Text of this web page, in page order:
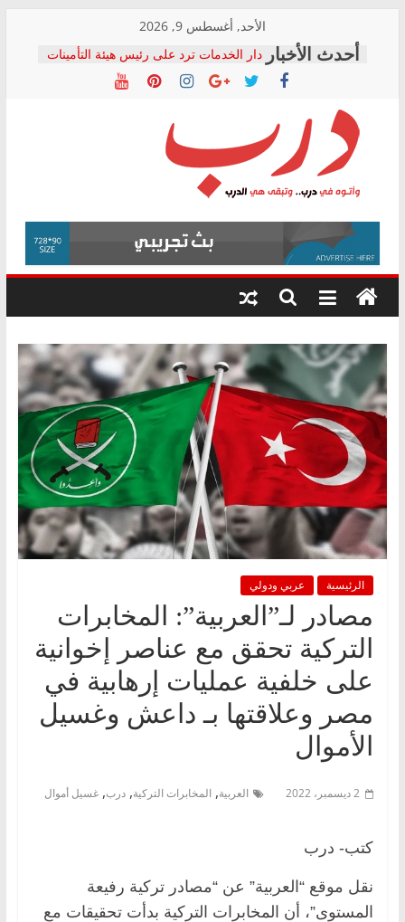
content
الأحد, أغسطس 9, 2026
دار الخدمات ترد على رئيس هيئة التأمينات
بعد مؤتمره الصحفي: إنكار الأزمة لا ينهي
معاناة أصحاب المعاشات.. ونطالب بكشف
فرحات سليمان يكتب: القطاع الصحي إلى
أين؟
حزب التحالف الشعبي يطلق لجنة “الحق
في الصحة” بالإسكندرية لرصد الانتهاكات
ودعم المرضى
الوزاري لمدينة الصحفيين.. وانتهاء أعمال
إنشاء المبنى الإداري
المجلس القومي لحقوق الإنسان يعلن
متابعة قضية الدكتور محمد زهران.. ويؤكد:
قرينة البراءة وضمانات المحاكمة العادلة
درب
وأتوه
درب..
وتبقى
هي
الرئيسية عربي ودولي
مصادر لـ”العربية”: المخابرات
التركية تحقق مع عناصر إخوانية
على خلفية عمليات إرهابية في
مصر وعلاقتها بـ داعش وغسيل
الأموال
2 ديسمبر، 2022 العربية, المخابرات التركية, درب, غسيل أموال
كتب- درب
نقل موقع “العربية” عن “مصادر تركية رفيعة
المستوى”، أن المخابرات التركية بدأت تحقيقات مع